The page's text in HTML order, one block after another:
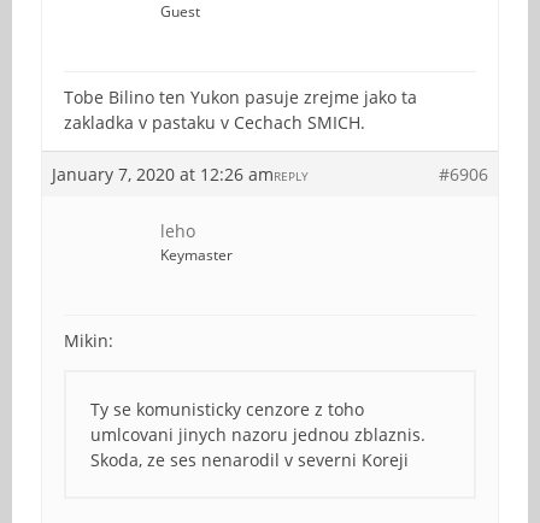
Guest
Tobe Bilino ten Yukon pasuje zrejme jako ta
zakladka v pastaku v Cechach SMICH.
January 7, 2020 at 12:26 am #6906
REPLY
leho
Keymaster
Mikin:
Ty se komunisticky cenzore z toho
umlcovani jinych nazoru jednou zblaznis.
Skoda, ze ses nenarodil v severni Koreji